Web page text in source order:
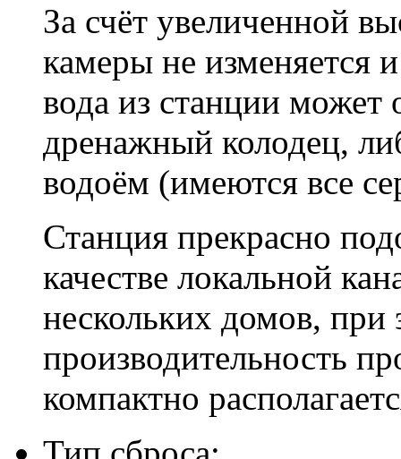
За счёт увеличенной
камеры не изменяется
вода из станции может
дренажный колодец,
водоём (имеются все
Станция прекрасно
качестве локальной
нескольких домов,
производительность
компактно